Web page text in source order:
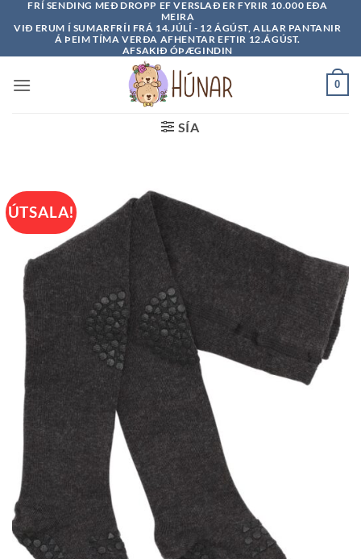
FRÍ SENDING MEÐ DROPP EF VERSLAÐ ER FYRIR 10.000 EÐA
MEIRA
VIÐ ERUM Í SUMARFRÍI FRÁ 14.JÚLÍ - 12 ÁGÚST, ALLAR PANTANIR
Á ÞEIM TÍMA VERÐA AFHENTAR EFTIR 12.ÁGÚST.
AFSAKIÐ ÓÞÆGINDIN
0
SÍA
ÚTSALA!